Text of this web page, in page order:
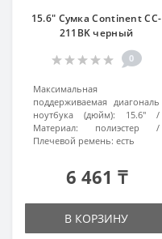
15.6" Сумка Continent CC-
211BK черный
0
Максимальная
поддерживаемая диагональ
ноутбука (дюйм):
15.6"
Материал:
полиэстер
Плечевой ремень: есть
6 461 ₸
В КОРЗИНУ